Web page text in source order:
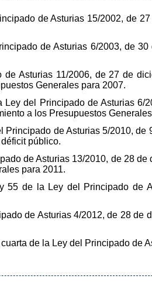
de Asturias 15/2002, de
de Asturias 6/2003, de
Asturias 11/2006, de 27 de
Generales para 2007.
del Principado de Asturias 6/
a los Presupuestos
Principado de Asturias 5/2010,
público.
de Asturias 13/2010, de 28
para 2011.
de la Ley del Principado de
de Asturias 4/2012, de 28 de
de la Ley del Principado de